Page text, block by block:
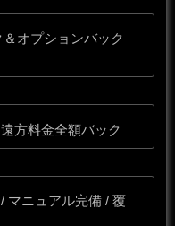
オプションバック
方料金全額バック
マニュアル完備 / 覆